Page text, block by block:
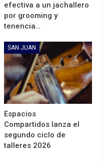
efectiva a un jachallero
por grooming y
tenencia…
SAN JUAN
Espacios
Compartidos lanza el
segundo ciclo de
talleres 2026